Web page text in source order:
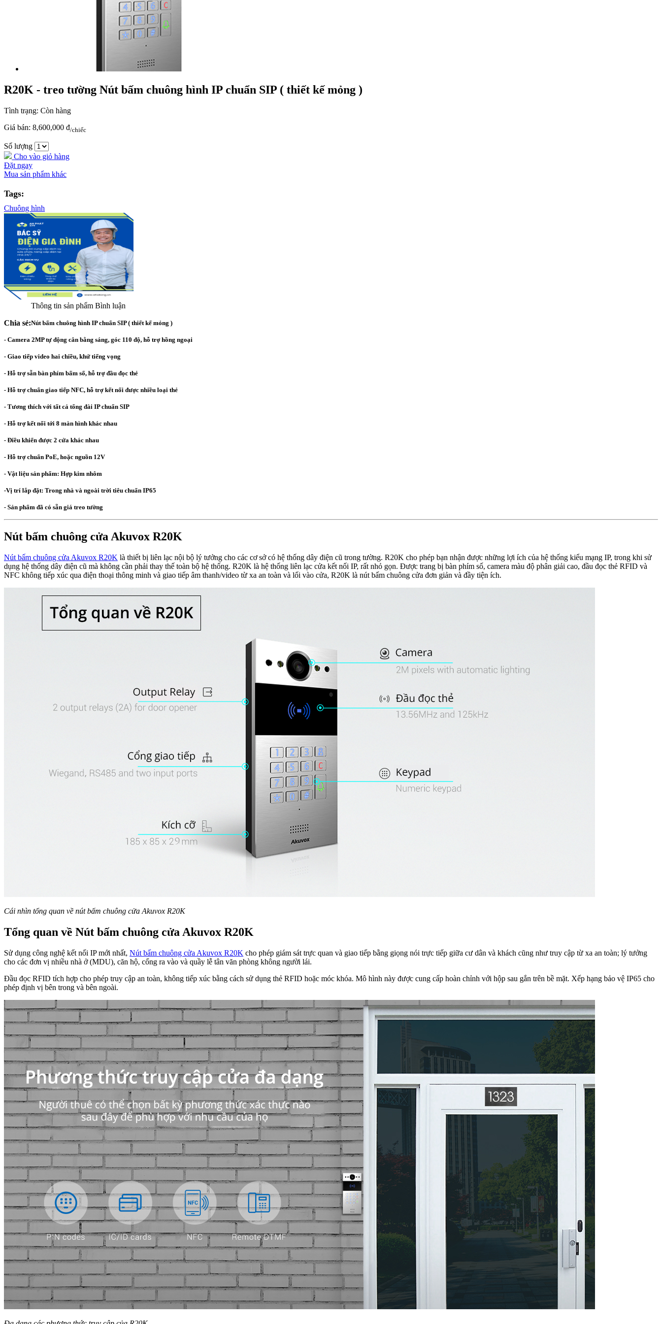
R20K - treo tường Nút bấm chuông hình IP chuẩn SIP ( thiết kế mỏng )
Tình trạng: Còn hàng
Giá bán: 8,600,000 đ/chiếc
Số lượng
Cho vào giỏ hàng
Đặt ngay
Mua sản phẩm khác
Tags:
Chuông hình
Chia sẻ:
Thông tin sản phẩm Bình luận
Nút bấm chuông hình IP chuẩn SIP ( thiết kế mỏng )
- Camera 2MP tự động cân bằng sáng, góc 110 độ, hỗ trợ hồng ngoại
- Giao tiếp video hai chiều, khử tiếng vọng
- Hỗ trợ sẵn bàn phím bấm số, hỗ trợ đầu đọc thẻ
- Hỗ trợ chuẩn giao tiếp NFC, hỗ trợ kết nối được nhiều loại thẻ
- Tương thích với tất cả tổng đài IP chuẩn SIP
- Hỗ trợ kết nối tới 8 màn hình khác nhau
- Điều khiển được 2 cửa khác nhau
- Hỗ trợ chuẩn PoE, hoặc nguồn 12V
- Vật liệu sản phẩm: Hợp kim nhôm
-Vị trí lắp đặt: Trong nhà và ngoài trời tiêu chuẩn IP65
- Sản phẩm đã có sẵn giá treo tường
Nút bấm chuông cửa Akuvox R20K
Nút bấm chuông cửa Akuvox R20K là thiết bị liên lạc nội bộ lý tưởng cho các cơ sở có hệ thống dây điện cũ trong tường. R20K cho phép bạn nhận được những lợi ích của hệ thống kiểu mạng IP, trong khi sử
dụng hệ thống dây điện cũ mà không cần phải thay thế toàn bộ hệ thống. R20K là hệ thống liên lạc cửa kết nối IP, rất nhỏ gọn. Được trang bị bàn phím số, camera màu độ phân giải cao, đầu đọc thẻ RFID và
NFC không tiếp xúc qua điện thoại thông minh và giao tiếp âm thanh/video từ xa an toàn và lối vào cửa, R20K là nút bấm chuông cửa đơn giản và đầy tiện ích.
Cái nhìn tổng quan về nút bấm chuông cửa Akuvox R20K
Tổng quan về Nút bấm chuông cửa Akuvox R20K
Sử dụng công nghệ kết nối IP mới nhất, Nút bấm chuông cửa Akuvox R20K cho phép giám sát trực quan và giao tiếp bằng giọng nói trực tiếp giữa cư dân và khách cũng như truy cập từ xa an toàn; lý tưởng
cho các đơn vị nhiều nhà ở (MDU), căn hộ, cổng ra vào và quầy lễ tân văn phòng không người lái.
Đầu đọc RFID tích hợp cho phép truy cập an toàn, không tiếp xúc bằng cách sử dụng thẻ RFID hoặc móc khóa. Mô hình này được cung cấp hoàn chỉnh với hộp sau gắn trên bề mặt. Xếp hạng bảo vệ IP65 cho
phép định vị bên trong và bên ngoài.